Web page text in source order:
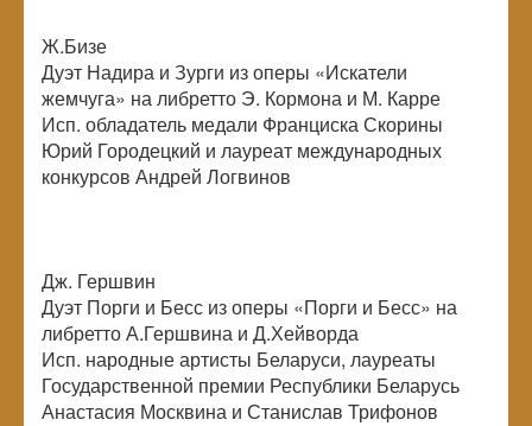
Ж.Бизе
Дуэт Надира и Зурги из оперы «Искатели
жемчуга» на либретто Э. Кормона и М. Карре
Исп. обладатель медали Франциска Скорины
Юрий Городецкий и лауреат международных
конкурсов Андрей Логвинов
Дж. Гершвин
Дуэт Порги и Бесс из оперы «Порги и Бесс» на
либретто А.Гершвина и Д.Хейворда
Исп. народные артисты Беларуси, лауреаты
Государственной премии Республики Беларусь
Анастасия Москвина и Станислав Трифонов